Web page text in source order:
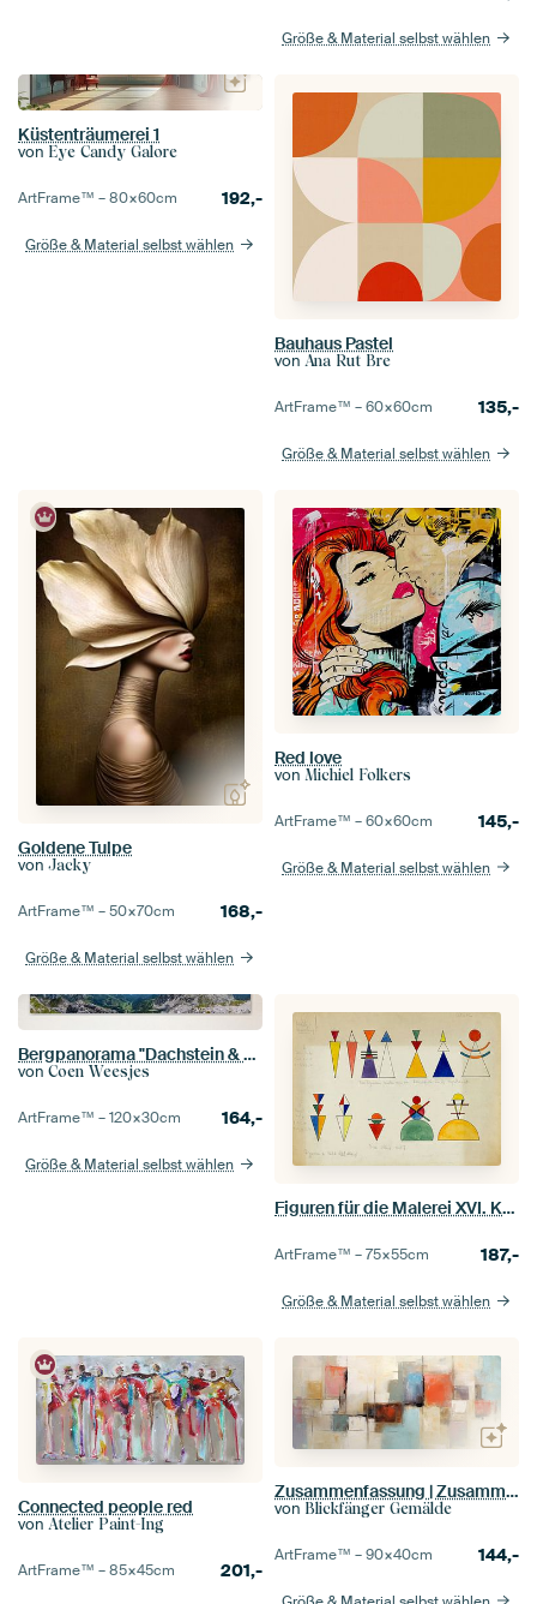
Größe & Material selbst wählen
Küstenträumerei 1
von Eye Candy Galore
ArtFrame™ –80×60cm 192,-
Größe & Material selbst wählen
Bauhaus Pastel
von Ana Rut Bre
ArtFrame™ –60×60cm 135,-
Größe & Material selbst wählen
Goldene Tulpe
von Jacky
ArtFrame™ –50×70cm 168,-
Größe & Material selbst wählen
Red love
von Michiel Folkers
ArtFrame™ –60×60cm 145,-
Größe & Material selbst wählen
Bergpanorama "Dachstein & Gosaukamm"
von Coen Weesjes
ArtFrame™ –120×30cm 164,-
Größe & Material selbst wählen
Figuren für die Malerei XVI. Kiew, Wassily Kandinsky
ArtFrame™ –75×55cm 187,-
Größe & Material selbst wählen
Connected people red
von Atelier Paint-Ing
ArtFrame™ –85×45cm 201,-
Zusammenfassung | Zusammenfassung
von Blickfänger Gemälde
ArtFrame™ –90×40cm 144,-